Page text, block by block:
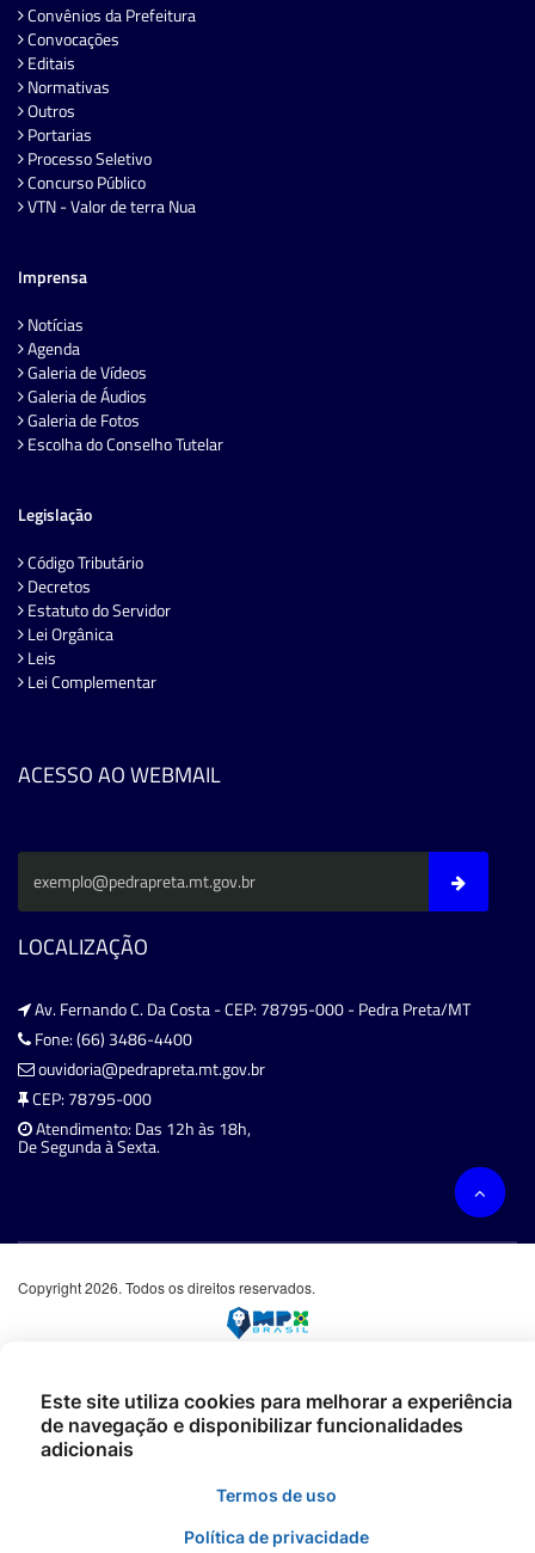
Convênios da Prefeitura
Convocações
Editais
Normativas
Outros
Portarias
Processo Seletivo
Concurso Público
VTN - Valor de terra Nua
Imprensa
Notícias
Agenda
Galeria de Vídeos
Galeria de Áudios
Galeria de Fotos
Escolha do Conselho Tutelar
Legislação
Código Tributário
Decretos
Estatuto do Servidor
Lei Orgânica
Leis
Lei Complementar
ACESSO AO WEBMAIL
LOCALIZAÇÃO
Av. Fernando C. Da Costa - CEP: 78795-000 - Pedra Preta/MT
Fone: (66) 3486-4400
ouvidoria@pedrapreta.mt.gov.br
CEP: 78795-000
Atendimento: Das 12h às 18h,
De Segunda à Sexta.
Copyright 2026. Todos os direitos reservados.
Este site utiliza cookies para melhorar a experiência
de navegação e disponibilizar funcionalidades
adicionais
Termos de uso
Política de privacidade